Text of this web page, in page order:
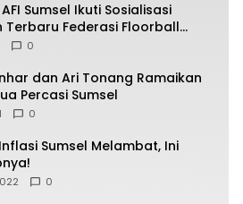
Sumsel Ikuti Sosialisasi
Terbaru Federasi Floorball
0
dan Ari Tonang Ramaikan
Percasi Sumsel
0
Sumsel Melambat, Ini
0